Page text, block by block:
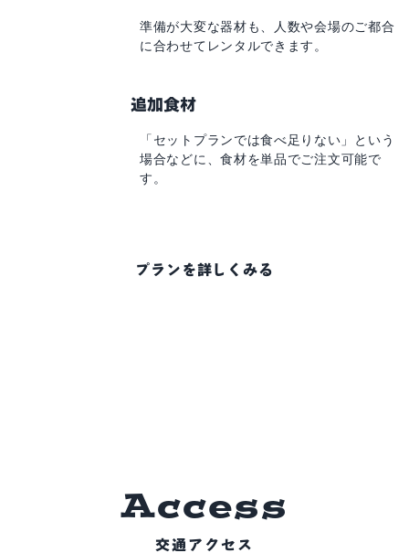
準備が大変な器材も、
人数や会場のご都合
に合わせてレンタルできます。
追加食材
「セットプランでは食べ足りない」
という
場合などに、食材を単品でご注文可能で
す。
プランを詳しくみる
Access
交通アクセス